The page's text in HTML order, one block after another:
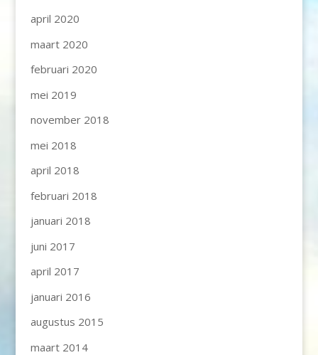
april 2020
maart 2020
februari 2020
mei 2019
november 2018
mei 2018
april 2018
februari 2018
januari 2018
juni 2017
april 2017
januari 2016
augustus 2015
maart 2014